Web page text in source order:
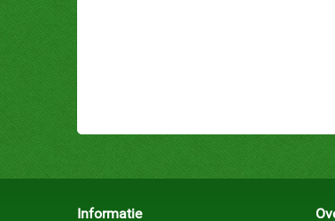
Informatie